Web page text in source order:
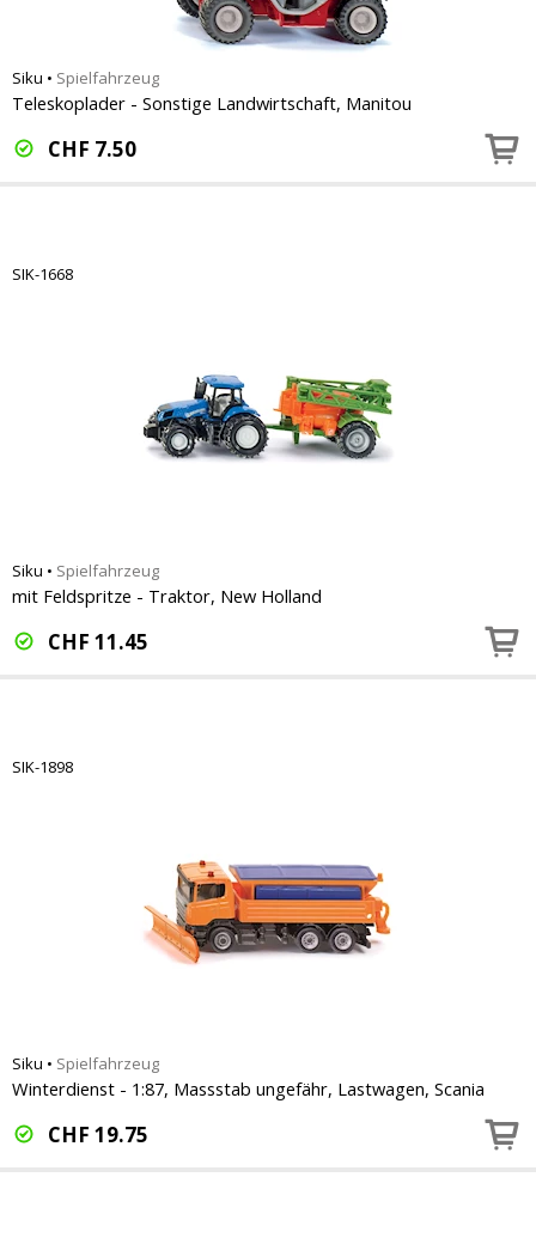
Siku • Spielfahrzeug
Teleskoplader - Sonstige Landwirtschaft, Manitou
CHF 7.50
SIK-1668
Siku • Spielfahrzeug
mit Feldspritze - Traktor, New Holland
CHF 11.45
SIK-1898
Siku • Spielfahrzeug
Winterdienst - 1:87, Massstab ungefähr, Lastwagen, Scania
CHF 19.75